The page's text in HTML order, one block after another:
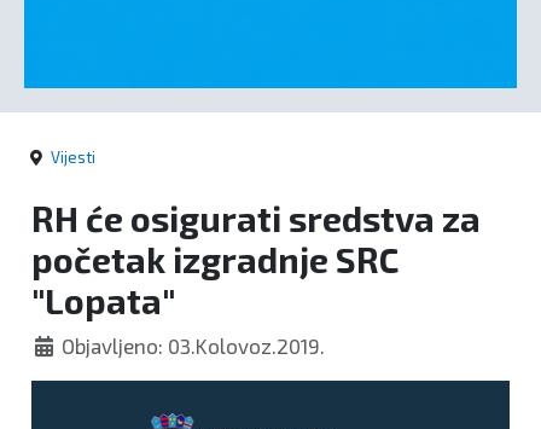
Vijesti
RH će osigurati sredstva za
početak izgradnje SRC
"Lopata"
Objavljeno: 03.Kolovoz.2019.